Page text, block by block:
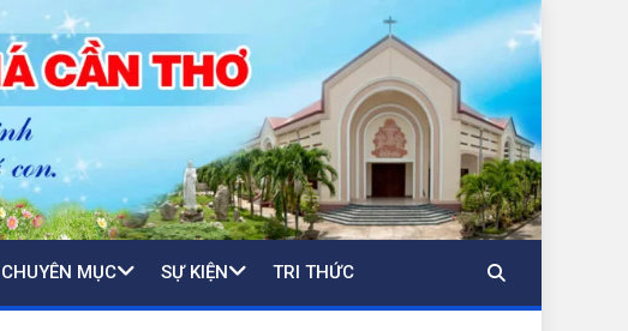
CHUYÊN MỤC SỰ KIỆN TRI THỨC